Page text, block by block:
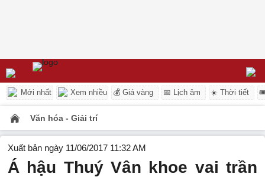
Mới nhất Xem nhiều 💰 Giá vàng 📅 Lịch âm ☀️ Thời tiết
Văn hóa - Giải trí
Xuất bản ngày 11/06/2017 11:32 AM
Á hậu Thuý Vân khoe vai trần